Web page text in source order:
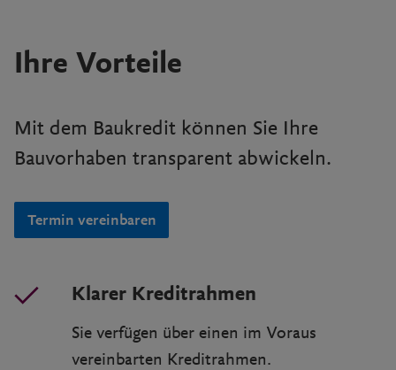
Ihre Vorteile
Mit dem Baukredit können Sie Ihre
Bauvorhaben transparent abwickeln.
Termin vereinbaren
Klarer Kreditrahmen
Sie verfügen über einen im Voraus
vereinbarten Kreditrahmen.